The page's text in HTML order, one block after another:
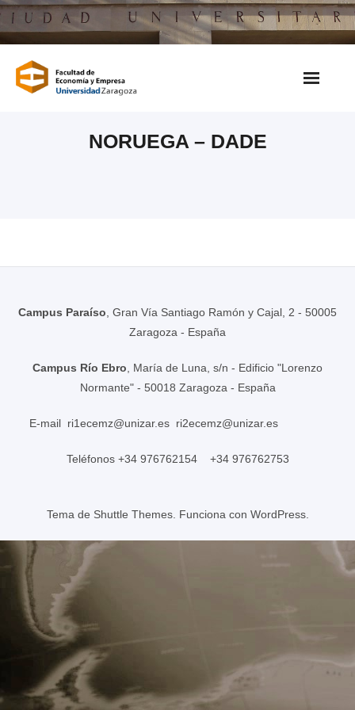
Saltar
al
NORUEGA – DADE
Campus Paraíso , Gran Vía Santiago Ramón y Cajal, 2 - 50005
Zaragoza - España
Campus Río Ebro , María de Luna, s/n - Edificio "Lorenzo
Normante" - 50018 Zaragoza - España
E-mail ri1ecemz@unizar.es ri2ecemz@unizar.es
Teléfonos +34 976762154 +34 976762753
Tema de Shuttle Themes. Funciona con WordPress.